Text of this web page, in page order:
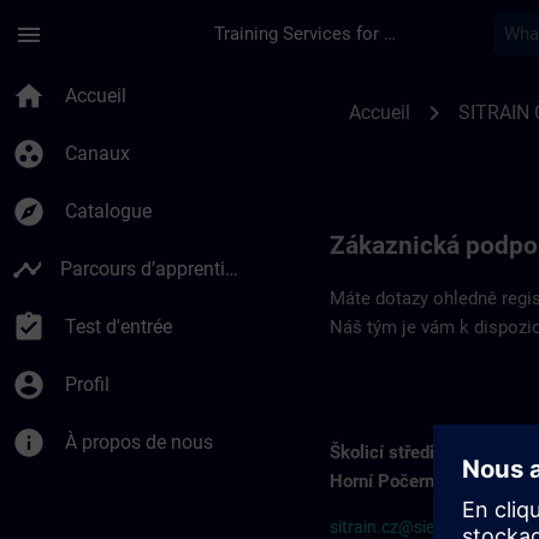
menu Training Services for Digital Industries
home Accueil
group_work Canaux
explore Catalogue
timeline Parcours d’apprentissage
assignment_turned_in Test d'entrée
account_circle Profil
info À propos de nous
Accueil chevron_right SITRAIN
Zákaznická
Máte dotazy ohledně
Náš tým je vám k
Školicí středisko SITRAIN
Horní Počernice
sitrain.cz@siemens.com